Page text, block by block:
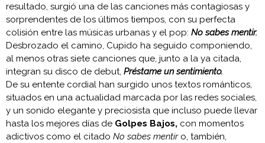
resultado, surgió una de las canciones más contagiosas y
sorprendentes de los últimos tiempos, con su perfecta
colisión entre las músicas urbanas y el pop: No sabes mentir.
Desbrozado el camino, Cupido ha seguido componiendo,
al menos otras siete canciones que, junto a la ya citada,
integran su disco de debut, Préstame un sentimiento.
De su entente cordial han surgido unos textos románticos,
situados en una actualidad marcada por las redes sociales,
y un sonido elegante y preciosista que incluso puede llevar
hasta los mejores días de Golpes Bajos, con momentos
adictivos como el citado No sabes mentiro, también,